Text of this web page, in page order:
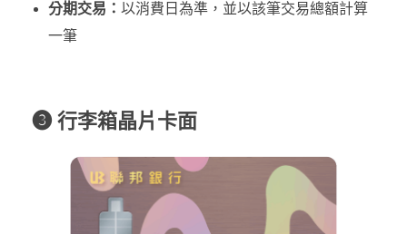
分期交易： 以消費日為準，並以該筆交易總額計算
一筆
❸ 行李箱晶片卡面